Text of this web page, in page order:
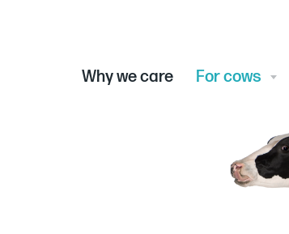
menu
Why we care For cows